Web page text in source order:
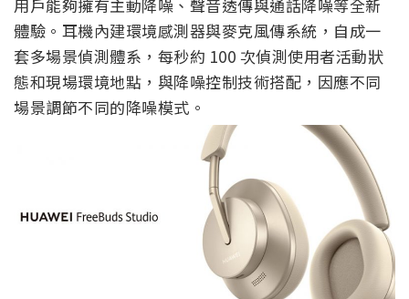
用戶能夠擁有主動降噪、聲音透傳與通話降噪等全新
體驗。耳機內建環境感測器與麥克風傳系統，自成一
套多場景偵測體系，每秒約 100 次偵測使用者活動狀
態和現場環境地點，與降噪控制技術搭配，因應不同
場景調節不同的降噪模式。